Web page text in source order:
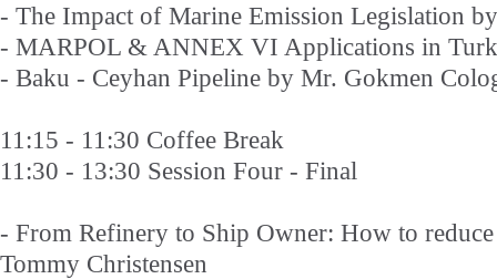
- The Impact of Marine Emission Legislation
- MARPOL & ANNEX VI Applications in
- Baku - Ceyhan Pipeline by Mr. Gokmen
11:15 - 11:30 Coffee Break
11:30 - 13:30 Session Four - Final
- From Refinery to Ship Owner: How to
Tommy Christensen